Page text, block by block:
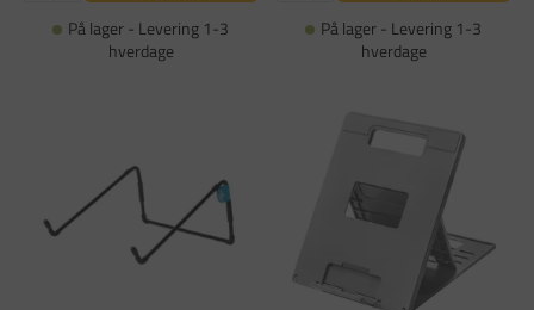
På lager - Levering 1-3
hverdage
På lager - Levering 1-3
hverdage